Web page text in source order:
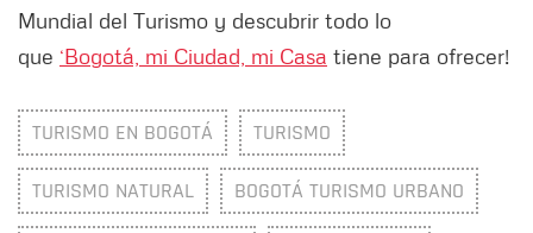
Mundial del Turismo y descubrir todo lo
que ‘Bogotá, mi Ciudad, mi Casa tiene para ofrecer!
TURISMO EN BOGOTÁ TURISMO
TURISMO NATURAL BOGOTÁ TURISMO URBANO